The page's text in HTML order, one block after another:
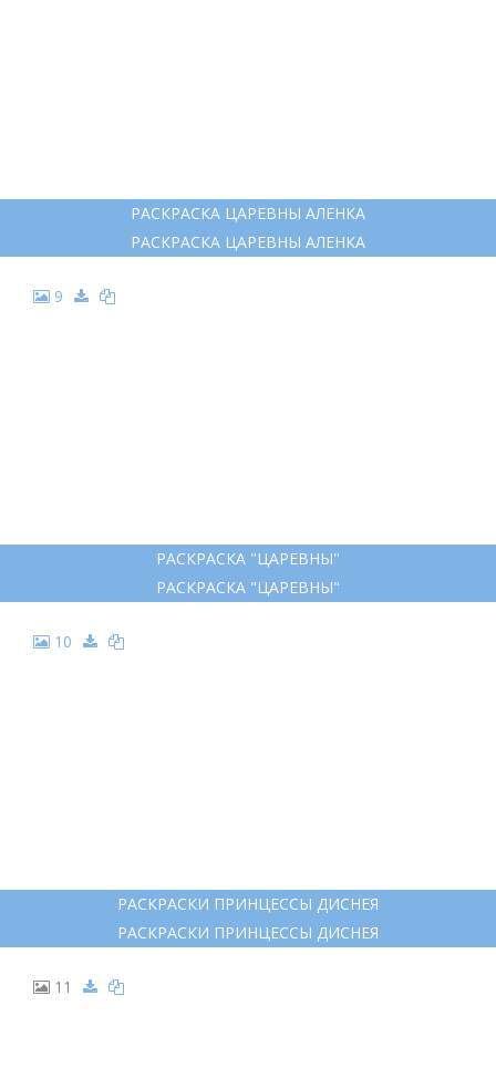
РАСКРАСКА ЦАРЕВНЫ АЛЕНКА
РАСКРАСКА ЦАРЕВНЫ АЛЕНКА
9
РАСКРАСКА "ЦАРЕВНЫ"
РАСКРАСКА "ЦАРЕВНЫ"
10
РАСКРАСКИ ПРИНЦЕССЫ ДИСНЕЯ
РАСКРАСКИ ПРИНЦЕССЫ ДИСНЕЯ
11